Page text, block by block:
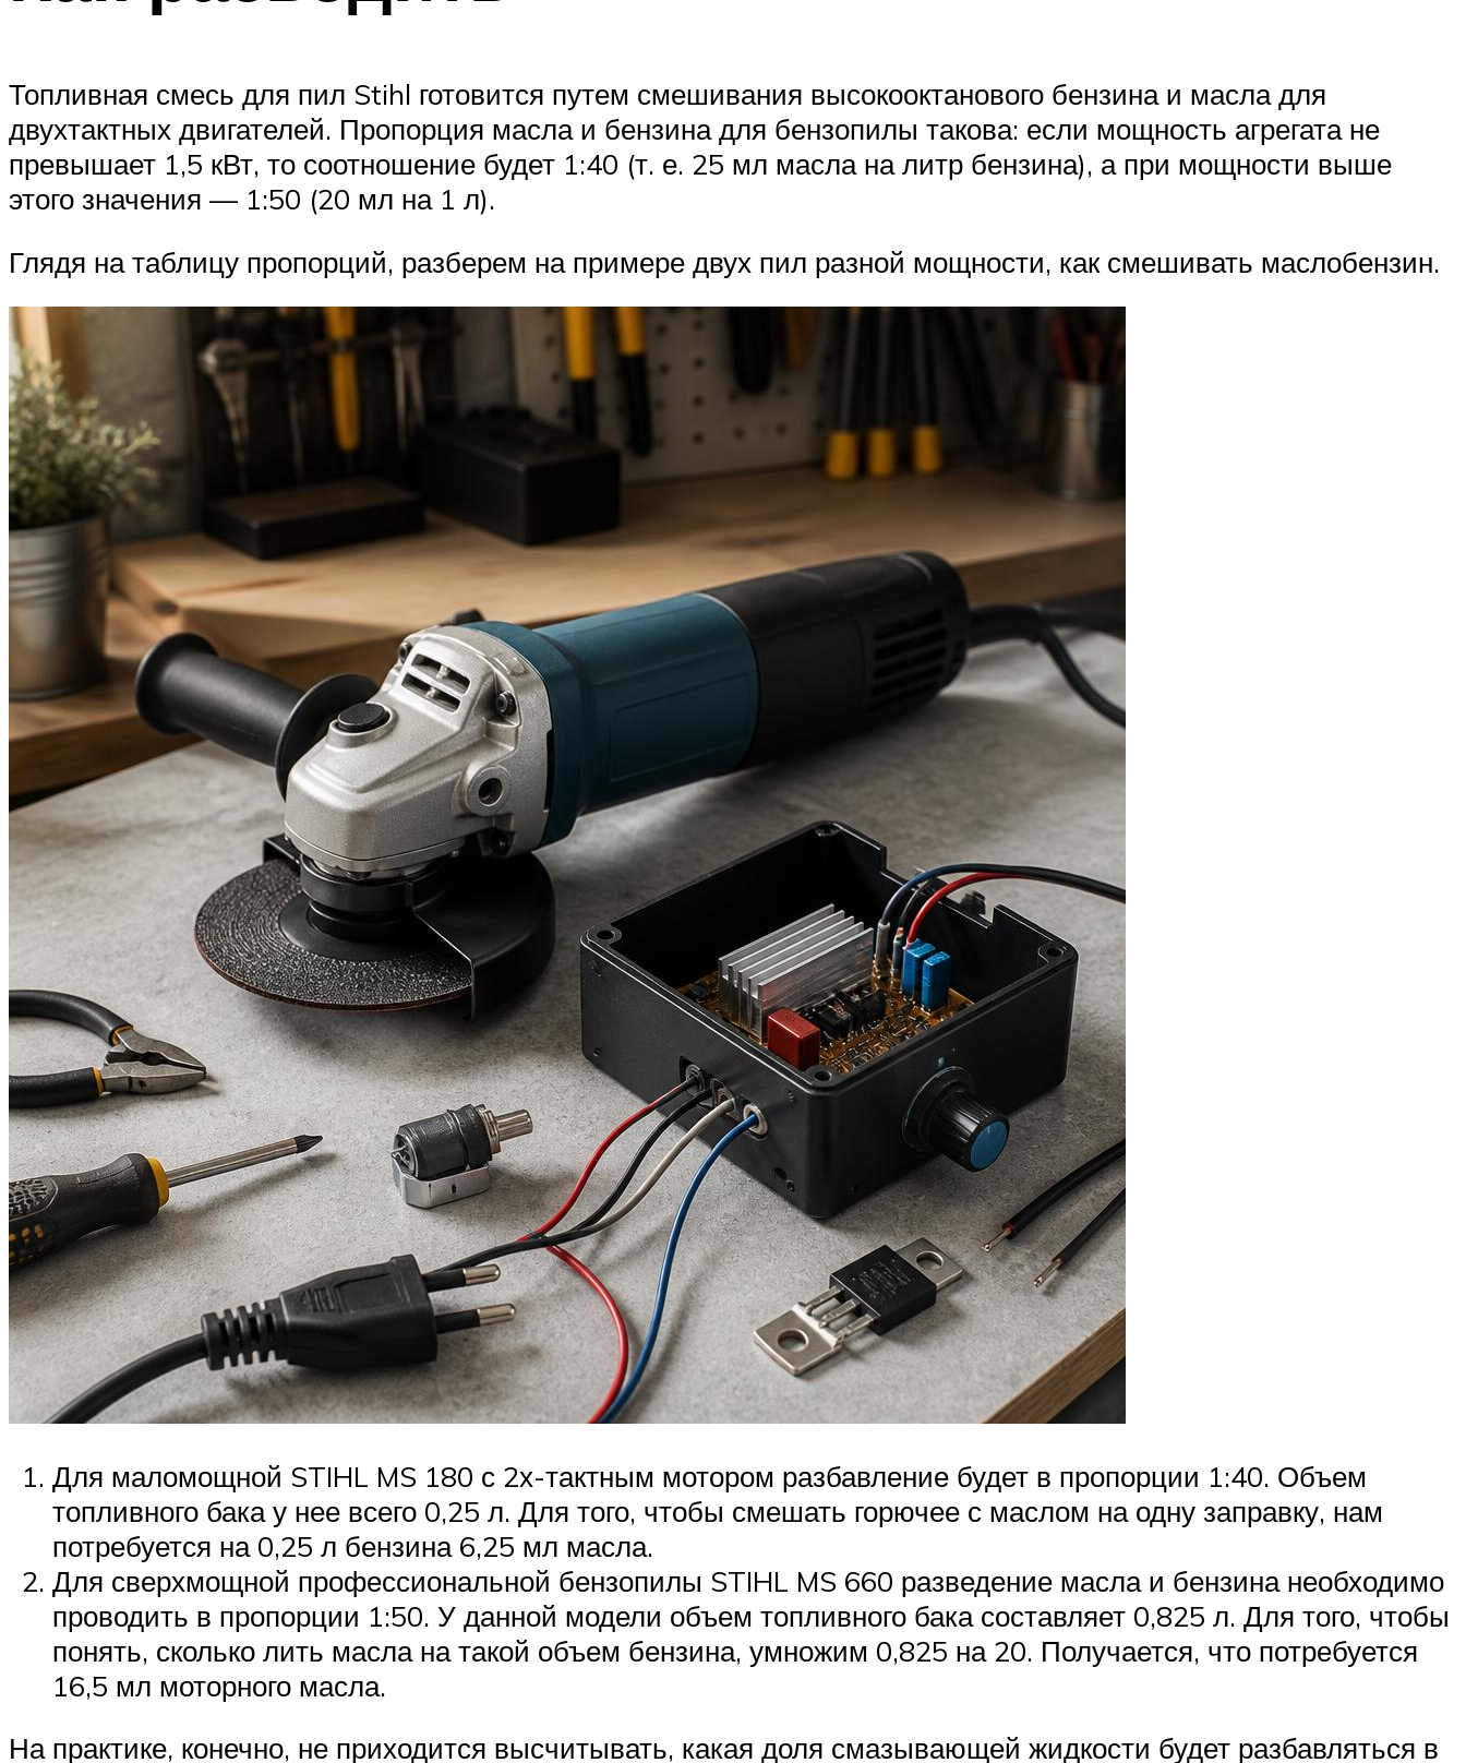
Топливная смесь для пил Stihl готовится путем смешивания высокооктанового бензина и масла для
двухтактных двигателей. Пропорция масла и бензина для бензопилы такова: если мощность агрегата не
превышает 1,5 кВт, то соотношение будет 1:40 (т. е. 25 мл масла на литр бензина), а при мощности выше
этого значения — 1:50 (20 мл на 1 л).
Глядя на таблицу пропорций, разберем на примере двух пил разной мощности, как смешивать маслобензин.
Для маломощной STIHL MS 180 с 2х-тактным мотором разбавление будет в пропорции 1:40. Объем
топливного бака у нее всего 0,25 л. Для того, чтобы смешать горючее с маслом на одну заправку, нам
потребуется на 0,25 л бензина 6,25 мл масла.
Для сверхмощной профессиональной бензопилы STIHL MS 660 разведение масла и бензина необходимо
проводить в пропорции 1:50. У данной модели объем топливного бака составляет 0,825 л. Для того, чтобы
понять, сколько лить масла на такой объем бензина, умножим 0,825 на 20. Получается, что потребуется
16,5 мл моторного масла.
На практике, конечно, не приходится высчитывать, какая доля смазывающей жидкости будет разбавляться в